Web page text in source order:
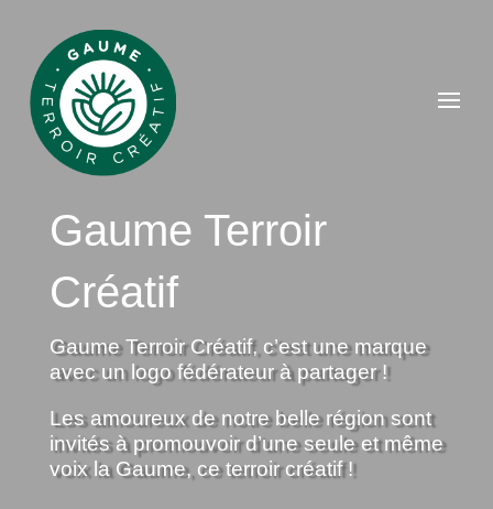
Gaume Terroir
Créatif
Gaume Terroir Créatif, c’est une marque
avec un logo fédérateur à partager !
Les amoureux de notre belle région sont
invités à promouvoir d’une seule et même
voix la Gaume, ce terroir créatif !